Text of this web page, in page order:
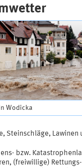
Wodicka
Steinschläge, Lawinen
bzw.
(freiwillige)